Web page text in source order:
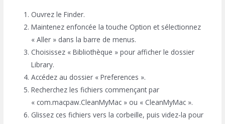
Ouvrez le Finder.
Maintenez enfoncée la touche Option et sélectionnez
« Aller » dans la barre de menus.
Choisissez « Bibliothèque » pour afficher le dossier
Library.
Accédez au dossier « Preferences ».
Recherchez les fichiers commençant par
« com.macpaw.CleanMyMac » ou « CleanMyMac ».
Glissez ces fichiers vers la corbeille, puis videz-la pour